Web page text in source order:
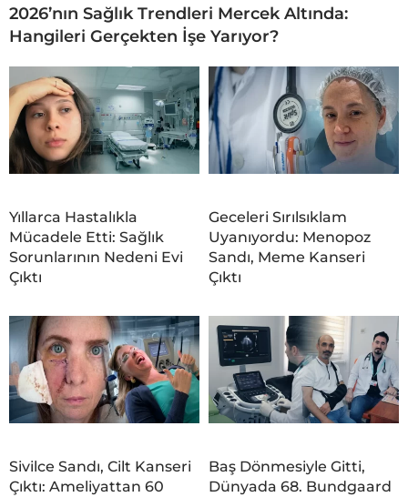
2026’nın Sağlık Trendleri Mercek Altında:
Hangileri Gerçekten İşe Yarıyor?
Yıllarca Hastalıkla
Mücadele Etti: Sağlık
Sorunlarının Nedeni Evi
Çıktı
Geceleri Sırılsıklam
Uyanıyordu: Menopoz
Sandı, Meme Kanseri
Çıktı
Sivilce Sandı, Cilt Kanseri
Çıktı: Ameliyattan 60
Baş Dönmesiyle Gitti,
Dünyada 68. Bundgaard